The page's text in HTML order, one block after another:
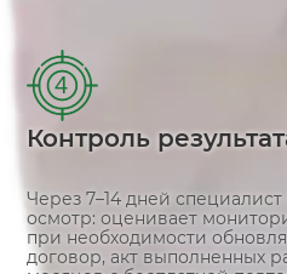
4
Контроль
Через 7–14 дней
осмотр: оценивает
при необходимости
договор, акт выполненных